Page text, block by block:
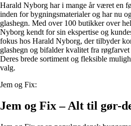
Harald Nyborg har i mange år været en
inden for bygningsmaterialer og har nu
glashegn. Med over 100 butikker over
Nyborg kendt for sin ekspertise og
fokus hos Harald Nyborg, der tilbyder
glashegn og bifalder kvalitet fra
Deres brede sortiment og fleksible
valg.
Jem og Fix:
Jem og Fix – Alt til gør-